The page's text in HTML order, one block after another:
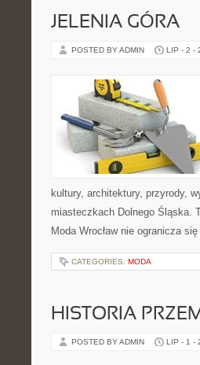
JELENIA GÓRA
POSTED BY ADMIN LIP - 2 -
kultury, architektury, przyrody,
miasteczkach Dolnego Śląska.
Moda Wrocław nie ogranicza
CATEGORIES: MODA
HISTORIA
POSTED BY ADMIN LIP - 1 -